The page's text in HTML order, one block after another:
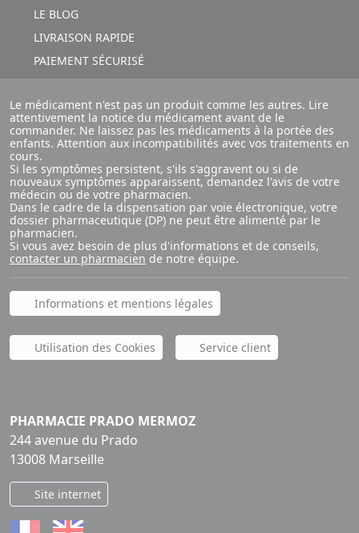
LE BLOG
LIVRAISON RAPIDE
PAIEMENT SÉCURISÉ
Le médicament n'est pas un produit comme les autres. Lire
attentivement la notice du médicament avant de le
commander. Ne laissez pas les médicaments à la portée des
enfants. Attention aux incompatibilités avec vos traitements en
cours.
Si les symptômes persistent, s'ils s'aggravent ou si de
nouveaux symptômes apparaissent, demandez l'avis de votre
médecin ou de votre pharmacien.
Dans le cadre de la dispensation par voie électronique, votre
dossier pharmaceutique (DP) ne peut être alimenté par le
pharmacien.
Si vous avez besoin de plus d'informations et de conseils,
contacter un pharmacien de notre équipe.
Informations et mentions légales
Utilisation des Cookies Service client
PHARMACIE PRADO MERMOZ
244 avenue du Prado
13008 Marseille
Site internet